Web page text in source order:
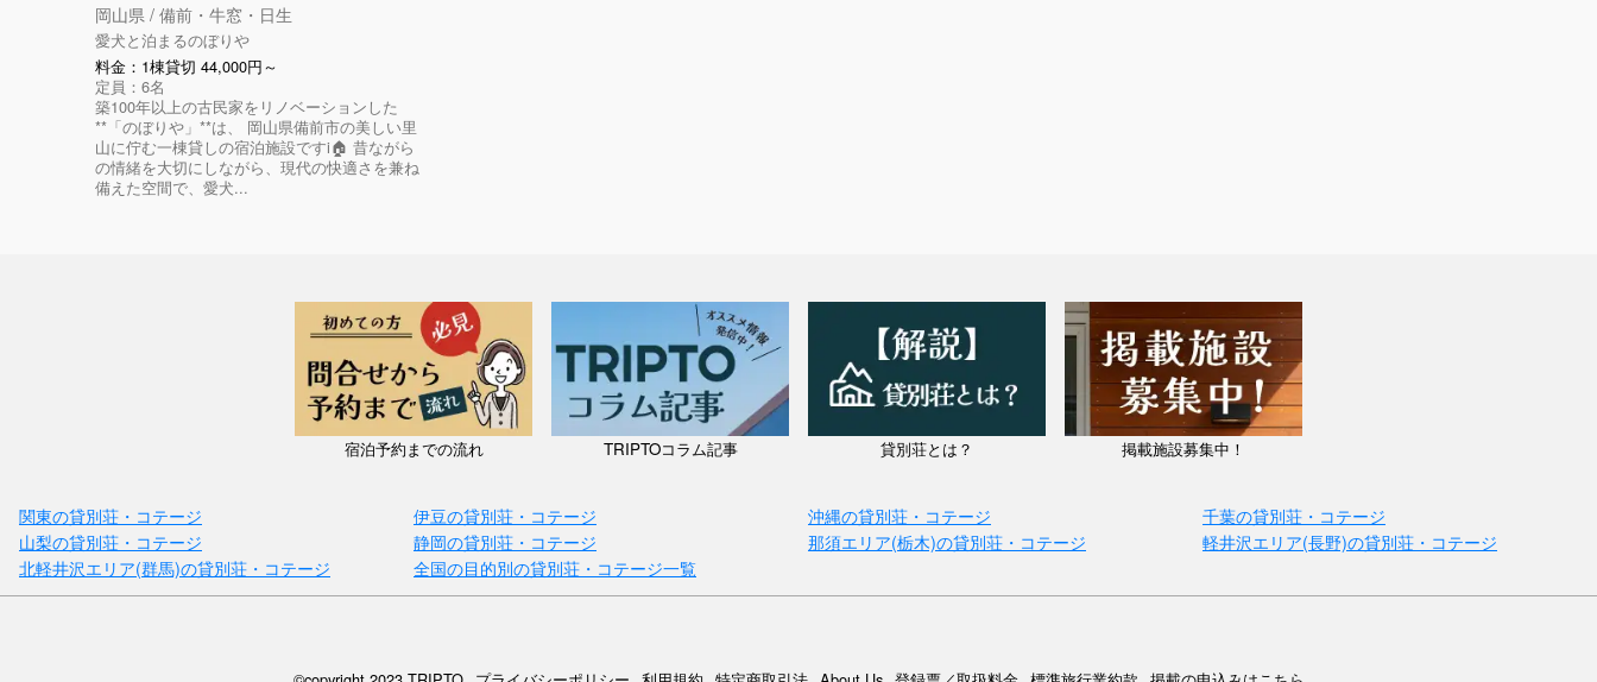
岡山県 / 備前・牛窓・日生
愛犬と泊まるのぼりや
料金：1棟貸切 44,000円～
定員：6名
築100年以上の古民家をリノベーションした
**「のぼりや」**は、 岡山県備前市の美しい里
山に佇む一棟貸しの宿泊施設ですi🏠 昔ながら
の情緒を大切にしながら、現代の快適さを兼ね
備えた空間で、愛犬...
宿泊予約までの流れ TRIPTOコラム記事 貸別荘とは？ 掲載施設募集中！
関東の貸別荘・コテージ 伊豆の貸別荘・コテージ 沖縄の貸別荘・コテージ
千葉の貸別荘・コテージ
山梨の貸別荘・コテージ
静岡の貸別荘・コテージ 那須エリア(栃木)の貸別荘・コテージ
軽井沢エリア(長野)の貸別荘・コテージ
北軽井沢エリア(群馬)の貸別荘・コテージ
全国の目的別の貸別荘・コテージ一覧